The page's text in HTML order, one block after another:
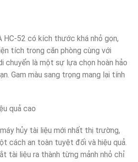
HC-52 có kích thước khá nhỏ gọn,
tích trong căn phòng cùng với
chuyển là một sự lựa chọn hoàn hảo
Gam màu sang trọng mang lại tính
quả cao
hủy tài liệu mới nhất thị trường,
cách an toàn tuyệt đối và hiệu quả.
tài liệu ra thành từng mảnh nhỏ chỉ